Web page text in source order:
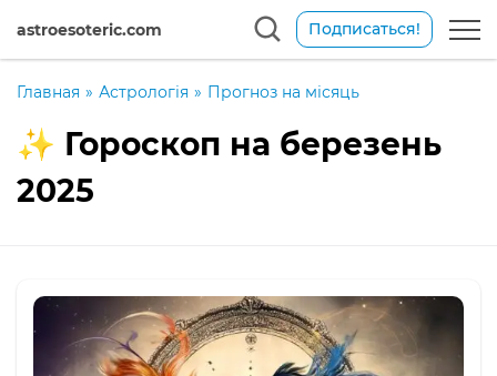
astroesoteric.com Подписаться!
Главная » Астрологія » Прогноз на місяць
✨ Гороскоп на березень
2025